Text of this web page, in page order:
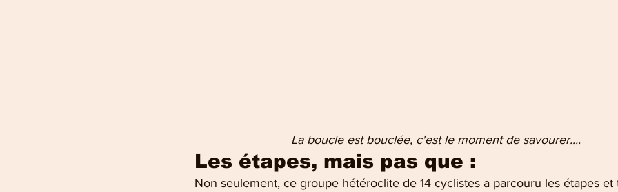
                    La boucle est bouclée, c'est le moment de savourer....
Les étapes, mais pas que :
Non seulement, ce groupe hétéroclite de 14 cyclistes a parcouru les étapes et